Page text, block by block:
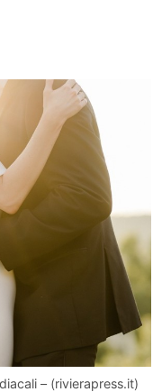
– (rivierapress.it)